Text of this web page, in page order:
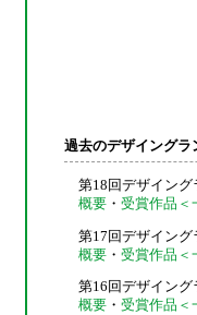
過去のデザイングラ
第18回デザイング
概要・ 受賞作品＜
第17回デザイング
概要・ 受賞作品＜
第16回デザイング
概要・ 受賞作品＜